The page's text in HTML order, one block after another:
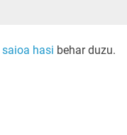
saioa hasi behar duzu.